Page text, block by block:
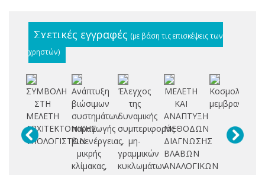
Σχετικές εγγραφές (με βάση τις επισκέψεις των
χρηστών)
ΣΥΜΒΟΛΗ
ΣΤΗ
ΜΕΛΕΤΗ
ΑΡΧΙΤΕΚΤΟΝΙΚΗΣ
ΥΠΟΛΟΓΙΣΤΩΝ
Ανάπτυξη
βιώσιμων
συστημάτων
παραγωγής
βιοενέργειας,
μικρής
κλίμακας,
Έλεγχος
της
δυναμικής
συμπεριφοράς
μη-
γραμμικών
κυκλωμάτων
ΜΕΛΕΤΗ
ΚΑΙ
ΑΝΑΠΤΥΞΗ
ΜΕΘΟΔΩΝ
ΔΙΑΓΝΩΣΗΣ
ΒΛΑΒΩΝ
ΑΝΑΛΟΓΙΚΩΝ
Κοσμολογία
μεμβρανών